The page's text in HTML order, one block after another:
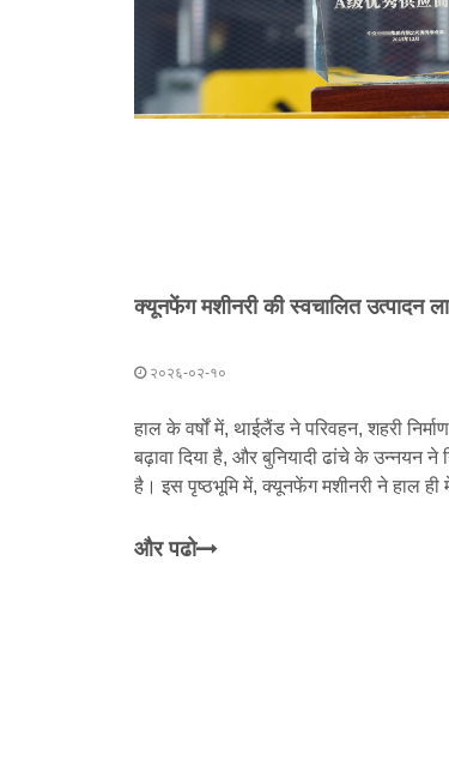
२०२६-०२-१०
हाल के वर्षों में, थाईलैंड ने परिवहन, शहरी
बढ़ावा दिया है, और बुनियादी ढांचे के उन्नयन ने
है। इस पृष्ठभूमि में, क्यूनफेंग मशीनरी ने हाल ही
और पढो